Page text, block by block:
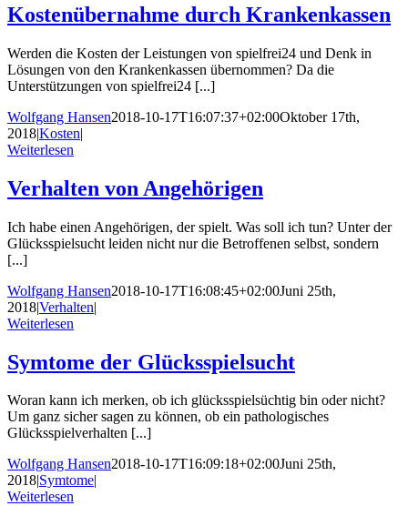
Kostenübernahme durch Krankenkassen
Werden die Kosten der Leistungen von spielfrei24 und Denk in
Lösungen von den Krankenkassen übernommen? Da die
Unterstützungen von spielfrei24 [...]
Wolfgang Hansen2018-10-17T16:07:37+02:00Oktober 17th,
2018|Kosten|
Weiterlesen
Verhalten von Angehörigen
Ich habe einen Angehörigen, der spielt. Was soll ich tun? Unter der
Glücksspielsucht leiden nicht nur die Betroffenen selbst, sondern
[...]
Wolfgang Hansen2018-10-17T16:08:45+02:00Juni 25th,
2018|Verhalten|
Weiterlesen
Symtome der Glücksspielsucht
Woran kann ich merken, ob ich glücksspielsüchtig bin oder nicht?
Um ganz sicher sagen zu können, ob ein pathologisches
Glücksspielverhalten [...]
Wolfgang Hansen2018-10-17T16:09:18+02:00Juni 25th,
2018|Symtome|
Weiterlesen